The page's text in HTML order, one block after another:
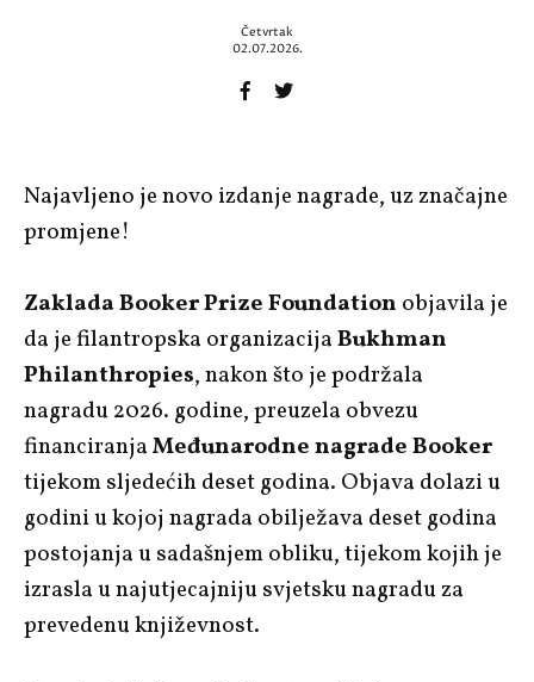
Četvrtak
02.07.2026.
Najavljeno je novo izdanje nagrade, uz značajne
promjene!
Zaklada Booker Prize Foundation objavila je
da je filantropska organizacijaBukhman
Philanthropies, nakon što je podržala
nagradu 2026. godine, preuzela obvezu
financiranjaMeđunarodne nagrade Booker
tijekom sljedećih deset godina. Objava dolazi u
godini u kojoj nagrada obilježava deset godina
postojanja u sadašnjem obliku, tijekom kojih je
izrasla u najutjecajniju svjetsku nagradu za
prevedenu književnost.